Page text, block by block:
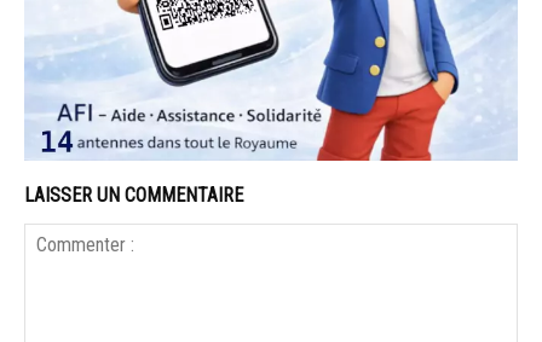
LAISSER UN COMMENTAIRE